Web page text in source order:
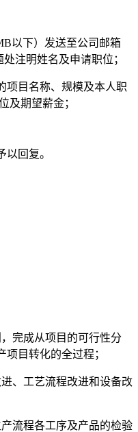
以下）发送至公司邮箱
处注明姓名及申请职位；
项目名称、规模及本人职
及期望薪金；
回复。
完成从项目的可行性分
目转化的全过程；
、工艺流程改进和设备改
流程各工序及产品的检验